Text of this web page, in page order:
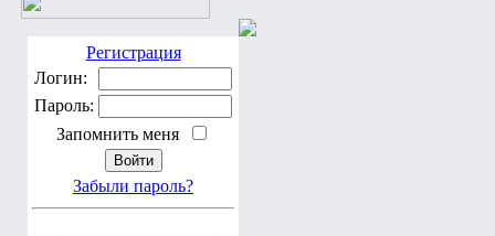
Регистрация
Логин:
Пароль:
Запомнить меня
Забыли пароль?